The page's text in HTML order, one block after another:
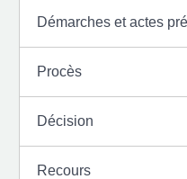
Démarches et actes
Procès
Décision
Recours